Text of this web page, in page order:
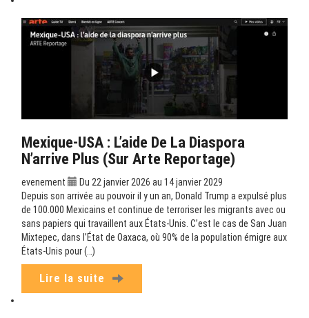
Mexique-USA : L’aide De La Diaspora
N’arrive Plus (sur Arte Reportage)
evenement
Du 22 janvier 2026 au 14 janvier 2029
Depuis son arrivée au pouvoir il y un an, Donald Trump a expulsé plus
de 100.000 Mexicains et continue de terroriser les migrants avec ou
sans papiers qui travaillent aux États-Unis. C’est le cas de San Juan
Mixtepec, dans l’État de Oaxaca, où 90% de la population émigre aux
États-Unis pour (…)
Lire la suite